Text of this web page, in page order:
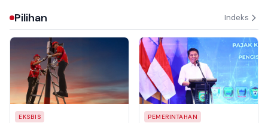
Pilihan Indeks
EKSBIS PEMERINTAHAN